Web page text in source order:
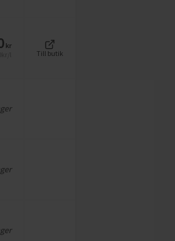
kr
Till butik